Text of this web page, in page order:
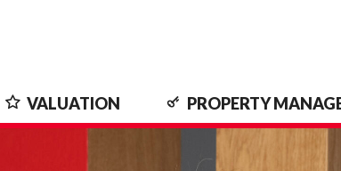
VALUATION PROPERTY